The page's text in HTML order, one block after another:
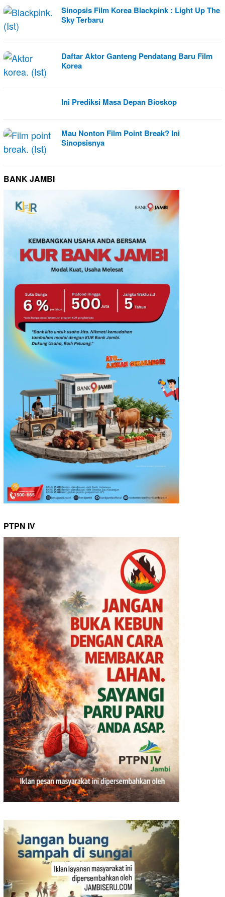
Sinopsis Film Korea Blackpink : Light Up The
Sky Terbaru
Daftar Aktor Ganteng Pendatang Baru Film
Korea
Ini Prediksi Masa Depan Bioskop
Mau Nonton Film Point Break? Ini
Sinopsisnya
BANK JAMBI
PTPN IV